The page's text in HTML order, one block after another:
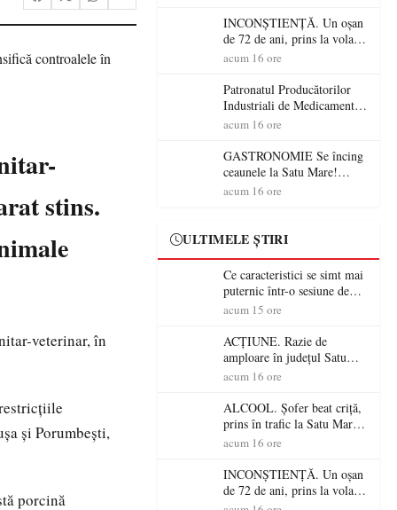
stins.
veterinar, în
și Porumbești,
porcină
INCONȘTIENȚĂ. Un oșan
de 72 de ani, prins la volan
fără permis! Polițiștii l-au
acum 16 ore
Patronatul Producătorilor
Industriali de Medicamente
din România (PRIMER):
energie electrică a fabricilor
de medicamente va pune în
pericol accesul pacienților la
medicamente esențiale
acum 16 ore
GASTRONOMIE Se încing
ceaunele la Satu Mare!
Concursul „Veress Ádám”
jurat de renume
acum 16 ore
ULTIMELE ȘTIRI
Ce caracteristici se simt mai
puternic într-o sesiune de
distracție la sloturi online:
RTP?
acum 15 ore
ACȚIUNE. Razie de
amploare în județul Satu
Mare! Polițiștii au dat sute
șoferi fără permis într-o
singură zi
acum 16 ore
ALCOOL. Șofer beat criță,
prins în trafic la Satu Mare!
Alcoolemie uriașă
acum 16 ore
INCONȘTIENȚĂ. Un oșan
de 72 de ani, prins la volan
fără permis! Polițiștii l-au